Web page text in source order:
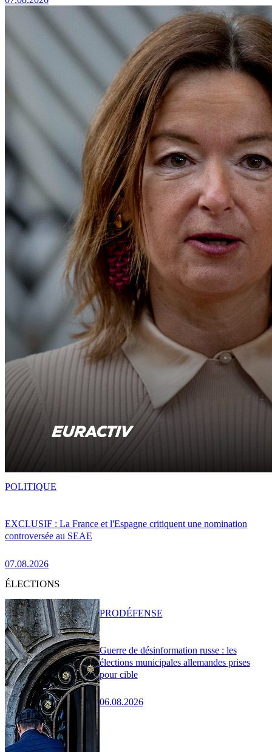
EXCLUSIF : La France et l'Espagne critiquent une nomination
controversée au SEAE
07.08.2026
POLITIQUE
ÉLECTIONS
Guerre de désinformation russe : les
élections municipales allemandes prises
pour cible
06.08.2026
PRODÉFENSE